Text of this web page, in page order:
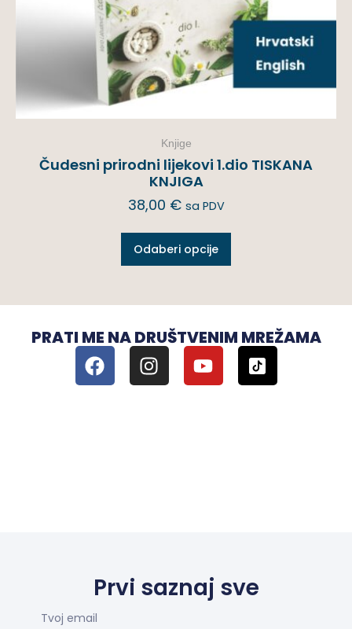
Knjige
Čudesni prirodni lijekovi 1.dio TISKANA
KNJIGA
38,00 € sa PDV
Odaberi opcije
PRATI ME NA DRUŠTVENIM MREŽAMA
Prvi saznaj sve